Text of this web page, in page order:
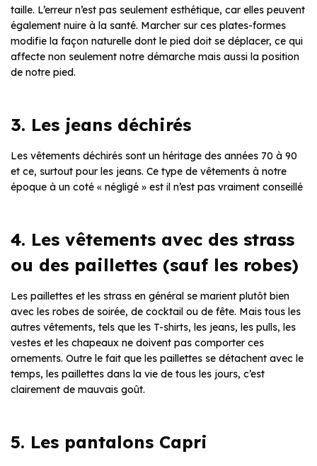
taille. L’erreur n’est pas seulement esthétique, car elles peuvent
également nuire à la santé. Marcher sur ces plates-formes
modifie la façon naturelle dont le pied doit se déplacer, ce qui
affecte non seulement notre démarche mais aussi la position
de notre pied.
3. Les jeans déchirés
Les vêtements déchirés sont un héritage des années 70 à 90
et ce, surtout pour les jeans. Ce type de vêtements à notre
époque à un coté « négligé » est il n’est pas vraiment conseillé
4. Les vêtements avec des strass
ou des paillettes (sauf les robes)
Les paillettes et les strass en général se marient plutôt bien
avec les robes de soirée, de cocktail ou de fête. Mais tous les
autres vêtements, tels que les T-shirts, les jeans, les pulls, les
vestes et les chapeaux ne doivent pas comporter ces
ornements. Outre le fait que les paillettes se détachent avec le
temps, les paillettes dans la vie de tous les jours, c’est
clairement de mauvais goût.
5. Les pantalons Capri